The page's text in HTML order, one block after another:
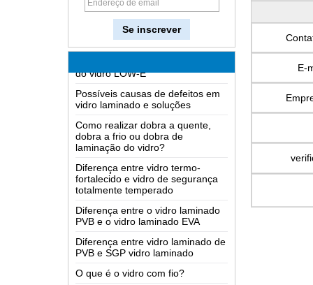
Como funciona um espelho
bidirecional?
O mais completo conhecimento
do vidro LOW-E
vidro laminado e soluções
Como realizar dobra a quente,
dobra a frio ou dobra de
laminação do vidro?
Diferença entre vidro termo-
fortalecido e vidro de segurança
totalmente temperado
Diferença entre o vidro laminado
PVB e o vidro laminado EVA
Diferença entre vidro laminado de
PVB e SGP vidro laminado
O que é o vidro com fio?
As soluções de embalagem para
vidro de construção
E-